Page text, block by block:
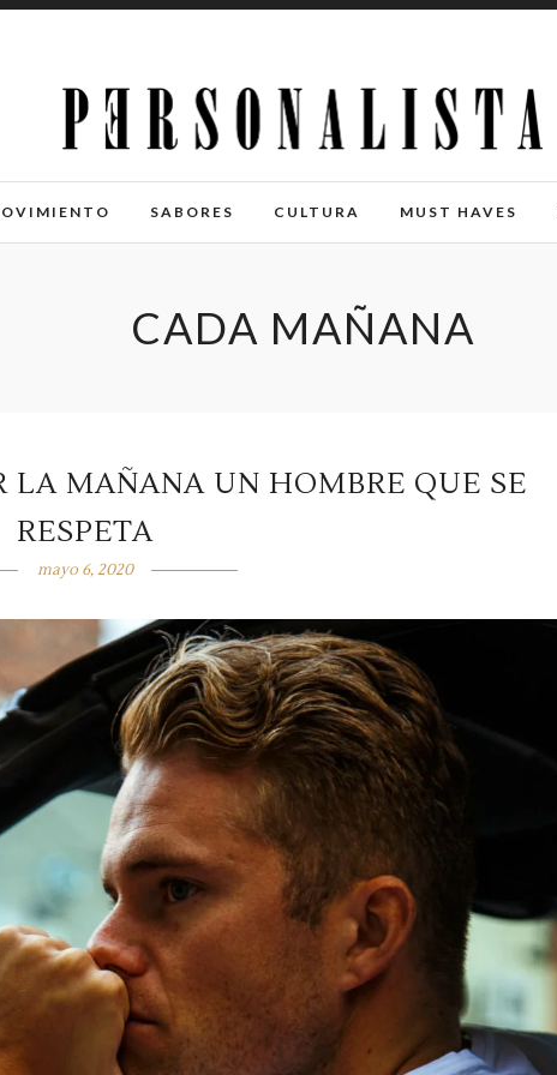
SABORES CULTURA MUST HAVES
CADA MAÑANA
LA MAÑANA UN HOMBRE QUE SE
RESPETA
mayo 6, 2020